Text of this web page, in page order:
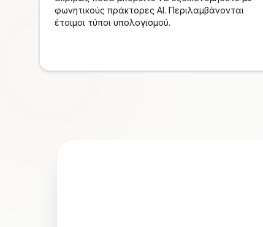
φωνητικούς πράκτορες AI. Περιλαμβάνονται
έτοιμοι τύποι υπολογισμού.